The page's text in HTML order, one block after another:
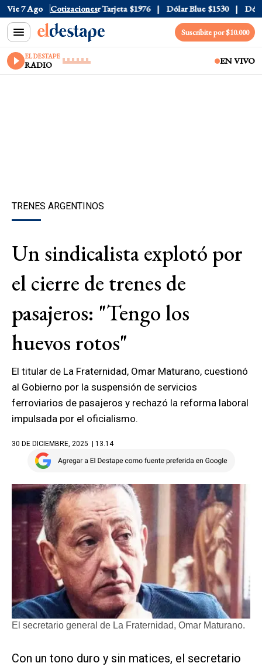
Vie 7 Ago Cotizaciones
$1520 Dólar Tarjeta $1976 Dólar Blue $1530 Dólar
Suscribite por $10.000
EL DESTAPE
RADIO EN VIVO
TRENES ARGENTINOS
Un sindicalista explotó por
el cierre de trenes de
pasajeros: "Tengo los
huevos rotos"
El titular de La Fraternidad, Omar Maturano, cuestionó
al Gobierno por la suspensión de servicios
ferroviarios de pasajeros y rechazó la reforma laboral
impulsada por el oficialismo.
30 DE DICIEMBRE, 2025 | 13.14
El secretario general de La Fraternidad, Omar Maturano.
Con un tono duro y sin matices, el secretario